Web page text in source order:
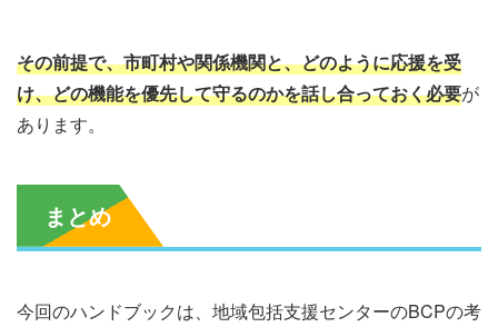
その前提で、市町村や関係機関と、どのように応援を受
け、どの機能を優先して守るのかを話し合っておく必要が
あります。
まとめ
今回のハンドブックは、地域包括支援センターのBCPの考